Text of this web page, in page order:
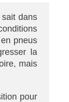
sait dans
pneus
la
mais
pour